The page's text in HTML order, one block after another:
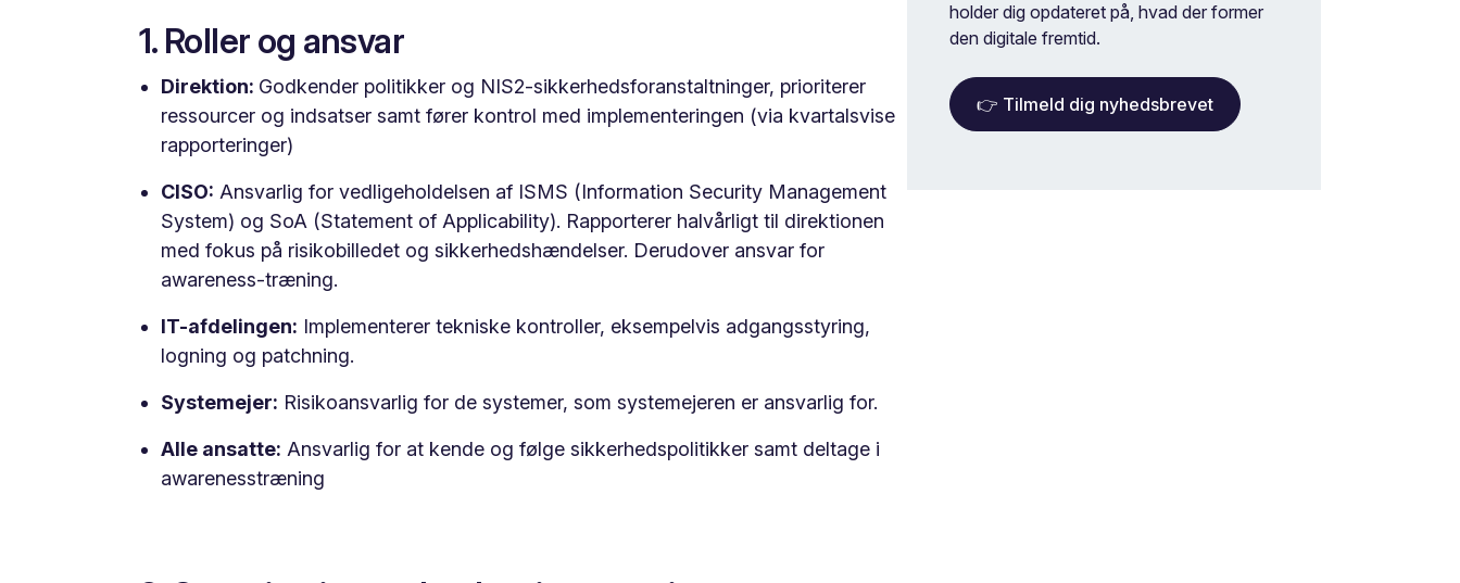
1. Roller og ansvar
Direktion: Godkender politikker og NIS2-sikkerhedsforanstaltninger, prioriterer
ressourcer og indsatser samt fører kontrol med implementeringen (via kvartalsvise
rapporteringer)
CISO: Ansvarlig for vedligeholdelsen af ISMS (Information Security Management
System) og SoA (Statement of Applicability). Rapporterer halvårligt til direktionen
med fokus på risikobilledet og sikkerhedshændelser. Derudover ansvar for
awareness-træning.
IT-afdelingen: Implementerer tekniske kontroller, eksempelvis adgangsstyring,
logning og patchning.
Systemejer: Risikoansvarlig for de systemer, som systemejeren er ansvarlig for.
Alle ansatte: Ansvarlig for at kende og følge sikkerhedspolitikker samt deltage i
awarenesstræning
holder dig opdateret på, hvad der former
den digitale fremtid.
👉 Tilmeld dig nyhedsbrevet